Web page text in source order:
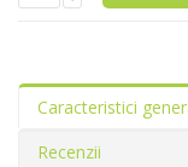
Caracteristici
Recenzii